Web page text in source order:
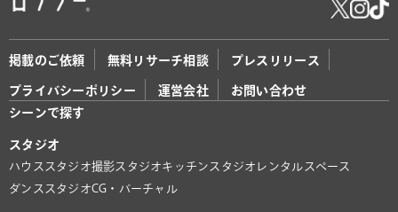
掲載のご依頼 無料リサーチ相談 プレスリリース
プライバシーポリシー 運営会社
お問い合わせ
シーンで探す
スタジオ
ハウススタジオ撮影スタジオキッチンスタジオ レンタルスペース
ダンススタジオCG・バーチャル